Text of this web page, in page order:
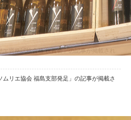
ムリエ協会福島支部」の取材記事が掲載され
資格試験合格 祝賀会」の記事が掲載され
ムリエ協会 福島支部発足」の記事が掲載さ